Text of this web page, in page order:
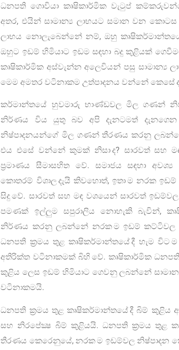
ධනපති ගොවියා කෘෂිකාර්මික වැටුප්
අතර, එයින් සාමාන්‍ය ලාභයට සමාන වන
ලාභය නොලැබෙන්නේ නම්, ඔහු
ඔහුට ඉඩම් හිමියාට ඉඩම සඳහා බදු කුළියක්
කෘෂිකාර්මික අස්වැන්න අලෙවියන් පසු සාමාන්‍ය
මෙම අමතර වටිනාකම උත්පාදනය වන්නේ කෙසේ
කර්මාන්තයේ හුවමාරු භාණ්ඩවල මිල ගණන්
නිර්ණය විය යුතු බව අපි දැනටමත් දැනගෙන
නිෂ්පාදනයන්ගේ මිල ගණන් තීරණය කරනු
එය එසේ වන්නේ කුමක් නිසා ද? සාරවත් සහ
ප්‍රමාණය සීමාසහිත වේ. සමාජය සඳහා
කොතරම් විශාල දැයි කිවහොත්, ඉතා ම නරක ඉඩම්
සිදු වේ. සාරවත් සහ මඳ වශයෙන් සාරවත්
පමණක් ඉල්ලුම සපුරාලිය නොහැකි බැවින්,
නිර්ණය කරනු ලබන්නේ නරක ම ඉඩම් කට්ටිවල
ධනපති ක්‍රමය තුළ කෘෂිකර්මාන්තයේ දී හැම විට
අතිරික්ත වටිනාකමක් බිහි වේ. කෘෂිකාර්මික
කුළිය ලෙස ඉඩම් හිමියාට ගෙවනු ලබන්නේ
වටිනාකමයි.
ධනපති ක්‍රමය තුළ කෘෂිකර්මාන්තයේ දී බිම්
සහ නිරපේක්‍ෂ බිම් කුළියයි. ධනපති ක්‍රමය තුළ
තීරණය කෙරෙනුයේ, නරක ම ඉඩම්වල නිෂ්පාදන